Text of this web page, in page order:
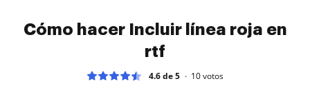
Cómo hacer Incluir línea roja en
rtf
4.6 de 5 10votos